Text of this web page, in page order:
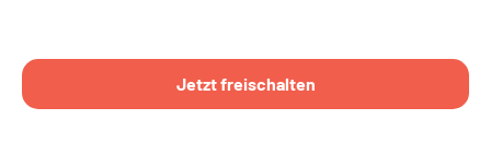
Jetzt freischalten